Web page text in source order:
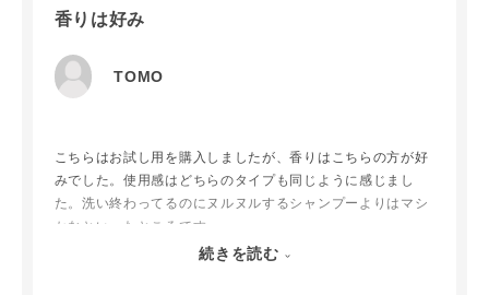
香りは好み
TOMO
こちらはお試し用を購入しましたが、香りはこちらの方が好
みでした。使用感はどちらのタイプも同じように感じまし
た。洗い終わってるのにヌルヌルするシャンプーよりはマシ
かなといったところです。
ただ、シャンプーはコンディショナーを1袋使っても足りな
続きを読む